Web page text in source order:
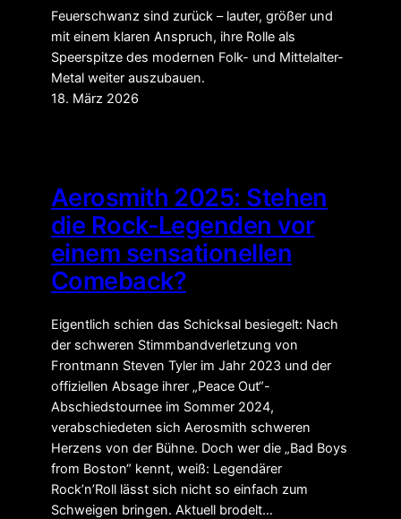
Feuerschwanz sind zurück – lauter, größer und
mit einem klaren Anspruch, ihre Rolle als
Speerspitze des modernen Folk- und Mittelalter-
Metal weiter auszubauen.
18. März 2026
Aerosmith 2025: Stehen
die Rock-Legenden vor
einem sensationellen
Comeback?
Eigentlich schien das Schicksal besiegelt: Nach
der schweren Stimmbandverletzung von
Frontmann Steven Tyler im Jahr 2023 und der
offiziellen Absage ihrer „Peace Out“-
Abschiedstournee im Sommer 2024,
verabschiedeten sich Aerosmith schweren
Herzens von der Bühne. Doch wer die „Bad Boys
from Boston“ kennt, weiß: Legendärer
Rock’n’Roll lässt sich nicht so einfach zum
Schweigen bringen. Aktuell brodelt…